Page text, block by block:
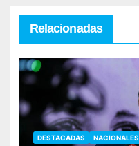
Relacionadas
DESTACADAS NACIONALES